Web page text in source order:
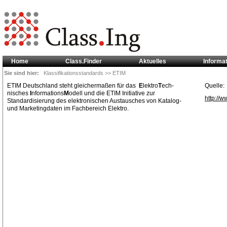
Sie sind hier: Klassifikationsstandards >> ETIM
Home Class.Finder Aktuelles
ETIM Deutschland steht gleichermaßen für das E lektroTech-
nisches nformationsModell und die ETIM Initiative zur
Standardisierung des elektronischen Austausches von Katalog-
und Marketingdaten im Fachbereich Elektro.
Quelle:
http://